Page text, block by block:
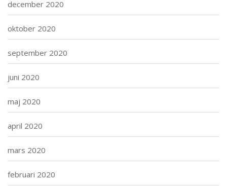
december 2020
oktober 2020
september 2020
juni 2020
maj 2020
april 2020
mars 2020
februari 2020